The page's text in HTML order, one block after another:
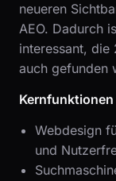
neueren
AEO. Dadurch
interessant, die
auch gefunden
Kernfunktionen
Webdesign
und